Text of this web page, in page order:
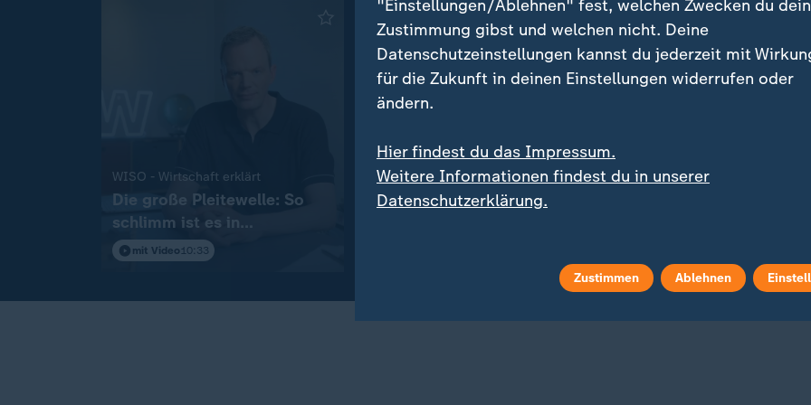
WISO - Wirtschaft erklärt
Die große Pleitewelle: So
schlimm ist es in
Deutschland
mit Video 10:33
Forschung in Großbritannien:
Erster KI-entworfener
95 Jahre Camping in
"Einstellungen/Ablehnen" fest, welchen Zwecken du
Zustimmung gibst und welchen nicht. Deine
Datenschutzeinstellungen kannst du jederzeit mit
für die Zukunft in deinen Einstellungen widerrufen oder
ändern.
Hier findest du das Impressum.
Weitere Informationen findest du in unserer
Datenschutzerklärung.
Zustimmen Ablehnen